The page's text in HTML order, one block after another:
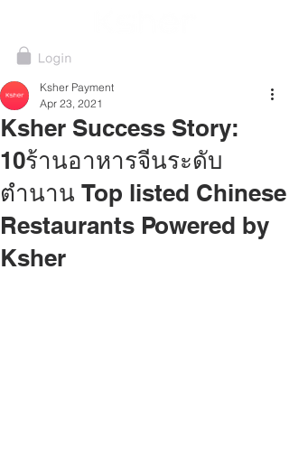
Ksher Success Story:
10ร้านอาหารจีนระดับ
ตำนาน Top listed Chinese
Restaurants Powered by
Ksher
Ksher Payment
Apr 23, 2021